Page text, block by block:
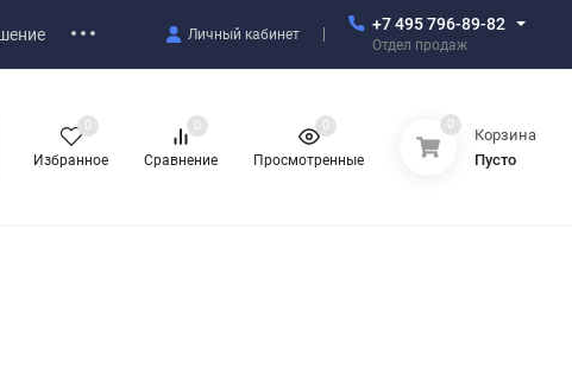
Личный кабинет
+7 495 796-89-82
Отдел продаж
Избранное
0
Сравнение
0
Просмотренные
0 0
Корзина
Пусто